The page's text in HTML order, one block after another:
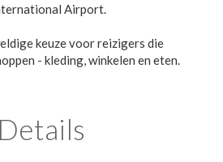
Airport.
keuze voor reizigers die
- kleding, winkelen en eten.
Details